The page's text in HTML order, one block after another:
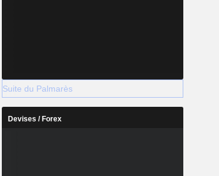
Suite du Palmarès
Devises / Forex